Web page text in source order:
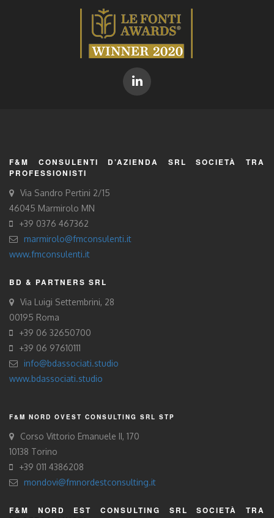
F&M CONSULENTI D’AZIENDA SRL SOCIETÀ TRA
PROFESSIONISTI
Via Sandro Pertini 2/15
46045 Marmirolo MN
+39 0376 467362
marmirolo@fmconsulenti.it
www.fmconsulenti.it
BD & PARTNERS SRL
Via Luigi Settembrini, 28
00195 Roma
+39 06 32650700
+39 06 97610111
info@bdassociati.studio
www.bdassociati.studio
F&M NORD OVEST CONSULTING SRL STP
Corso Vittorio Emanuele II, 170
10138 Torino
+39 011 4386208
mondovi@fmnordestconsulting.it
F&M NORD EST CONSULTING SRL SOCIETÀ TRA